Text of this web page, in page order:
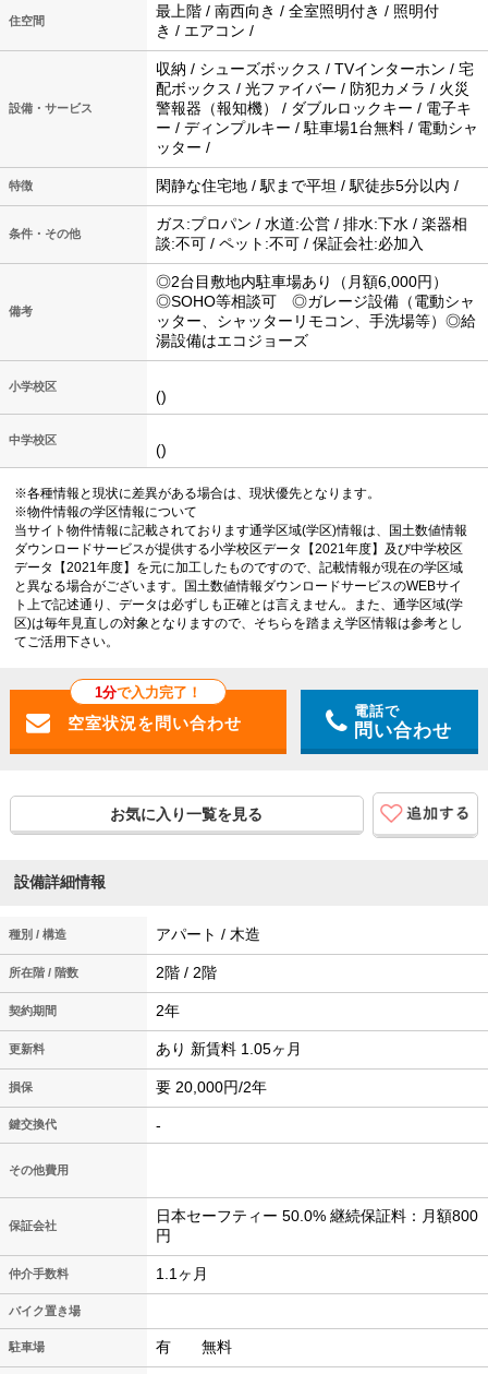
住空間
最上階 / 南西向き / 全室照明付き / 照明付
き / エアコン /
設備・サービス
収納 / シューズボックス / TVインターホン / 宅
配ボックス / 光ファイバー / 防犯カメラ / 火災
警報器（報知機） / ダブルロックキー / 電子キ
ー / ディンプルキー / 駐車場1台無料 / 電動シャ
ッター /
特徴 閑静な住宅地 / 駅まで平坦 / 駅徒歩5分以内 /
条件・その他
ガス:プロパン / 水道:公営 / 排水:下水 / 楽器相
談:不可 / ペット:不可 / 保証会社:必加入
備考
◎2台目敷地内駐車場あり（月額6,000円）
◎SOHO等相談可 ◎ガレージ設備（電動シャ
ッター、シャッターリモコン、手洗場等）◎給
湯設備はエコジョーズ
小学校区
()
中学校区
()
※各種情報と現状に差異がある場合は、現状優先となります。
※物件情報の学区情報について
当サイト物件情報に記載されております通学区域(学区)情報は、国土数値情報
ダウンロードサービスが提供する小学校区データ【2021年度】及び中学校区
データ【2021年度】を元に加工したものですので、記載情報が現在の学区域
と異なる場合がございます。国土数値情報ダウンロードサービスのWEBサイ
ト上で記述通り、データは必ずしも正確とは言えません。また、通学区域(学
区)は毎年見直しの対象となりますので、そちらを踏まえ学区情報は参考とし
てご活用下さい。
1分で入力完了！
電話で
問い合わせ
お気に入り一覧を見る
設備詳細情報
種別 / 構造 アパート / 木造
所在階 / 階数 2階 / 2階
契約期間 2年
更新料 あり 新賃料 1.05ヶ月
損保 要 20,000円/2年
鍵交換代 -
その他費用
保証会社
日本セーフティー 50.0% 継続保証料：月額800
円
仲介手数料 1.1ヶ月
バイク置き場
駐車場 有 無料